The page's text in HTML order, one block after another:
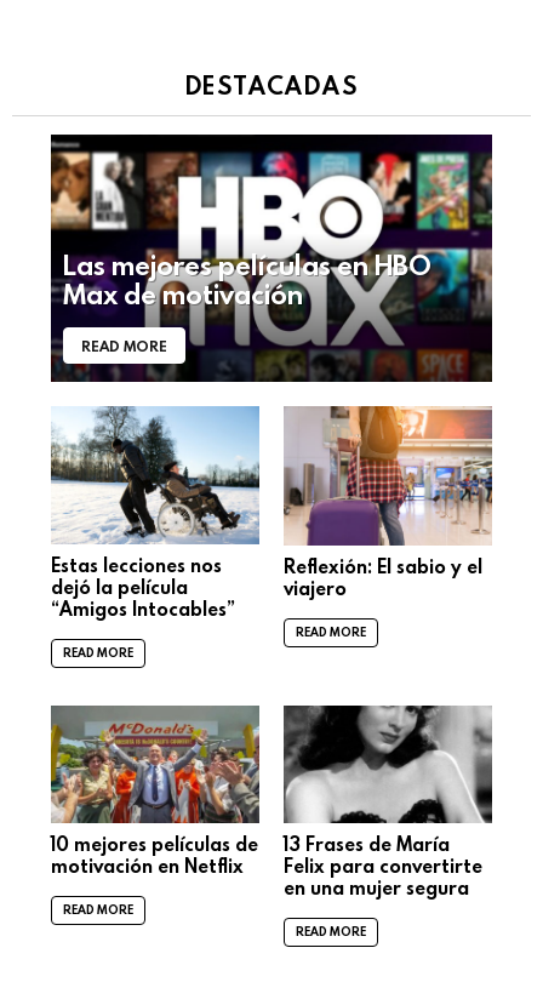
DESTACADAS
Las mejores películas en HBO
Max de motivación
READ MORE
Estas lecciones nos
dejó la película
“Amigos Intocables”
READ MORE
Reflexión: El sabio y el
viajero
READ MORE
10 mejores películas de
motivación en Netflix
READ MORE
13 Frases de María
Felix para convertirte
en una mujer segura
READ MORE